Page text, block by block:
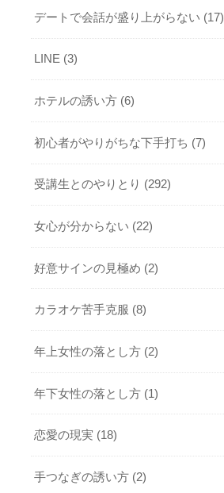
デートで会話が盛り上がらない (17)
LINE (3)
ホテルの誘い方 (6)
初心者がやりがちな下手打ち (7)
受講生とのやりとり (292)
女心が分からない (22)
好意サインの見極め (2)
カラオケ苦手克服 (8)
年上女性の落とし方 (2)
年下女性の落とし方 (1)
恋愛の現実 (18)
手つなぎの誘い方 (2)